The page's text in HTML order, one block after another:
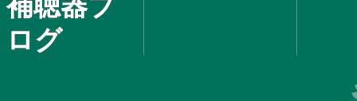
ログ